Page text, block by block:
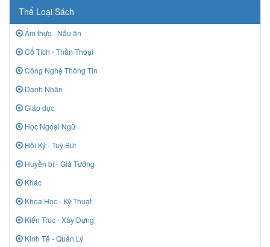
Thể Loại Sách
Ẩm thực - Nấu ăn
Cổ Tích - Thần Thoại
Công Nghệ Thông Tin
Danh Nhân
Giáo dục
Học Ngoại Ngữ
Hồi Ký - Tuỳ Bút
Huyền bí - Giả Tưởng
Khác
Khoa Học - Kỹ Thuật
Kiến Trúc - Xây Dựng
Kinh Tế - Quản Lý